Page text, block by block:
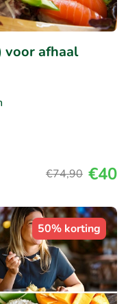
voor afhaal
€74,90 €40
50% korting